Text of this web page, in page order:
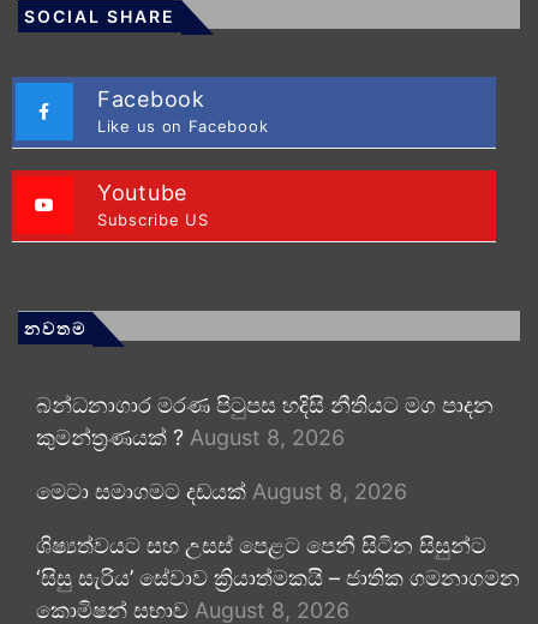
SOCIAL SHARE
Facebook
Like us on Facebook
Youtube
Subscribe US
නවතම
බන්ධනාගාර මරණ පිටුපස හදිසි නීතියට මග පාදන
කුමන්ත්‍රණයක් ? August 8, 2026
මෙටා සමාගමට දඩයක් August 8, 2026
ශිෂ්‍යත්වයට සහ උසස් පෙළට පෙනී සිටින සිසුන්ට
‘සිසු සැරිය’ සේවාව ක්‍රියාත්මකයි – ජාතික ගමනාගමන
කොමිෂන් සභාව August 8, 2026